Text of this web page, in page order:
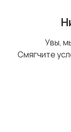
Увы,
Смягчите